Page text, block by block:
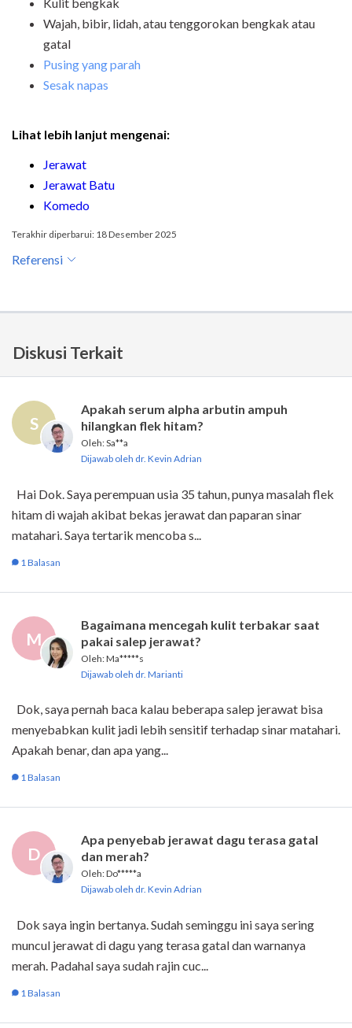
Wajah, bibir, lidah, atau tenggorokan bengkak atau
gatal
Pusing yang parah
Sesak napas
Lihat lebih lanjut mengenai:
Jerawat
Jerawat Batu
Komedo
Terakhir diperbarui: 18 Desember 2025